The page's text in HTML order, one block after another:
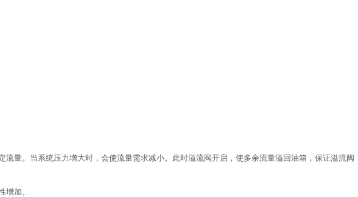
量。当系统压力增大时，会使流量需求减小。此时溢流阀开启，使多余流量溢回油箱，保证溢流阀
增加。